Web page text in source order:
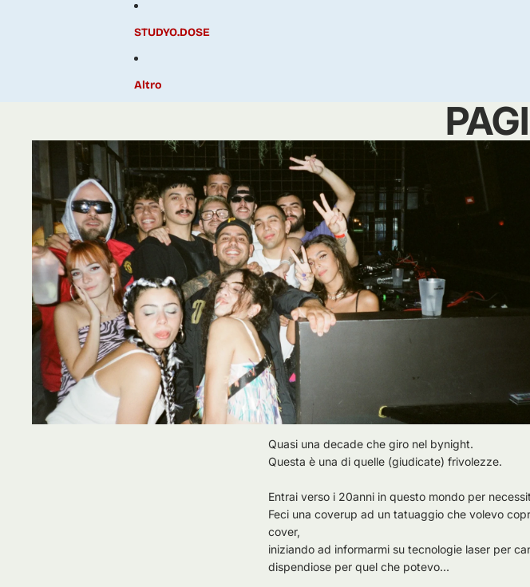
STUDYO.DOSE
Altro
Quasi una decade che giro nel bynight.
Questa è una di quelle (giudicate) frivolezze.
Entrai verso i 20anni in questo mondo per
Feci una coverup ad un tatuaggio che volevo
cover,
iniziando ad informarmi su tecnologie laser per
dispendiose per quel che potevo...